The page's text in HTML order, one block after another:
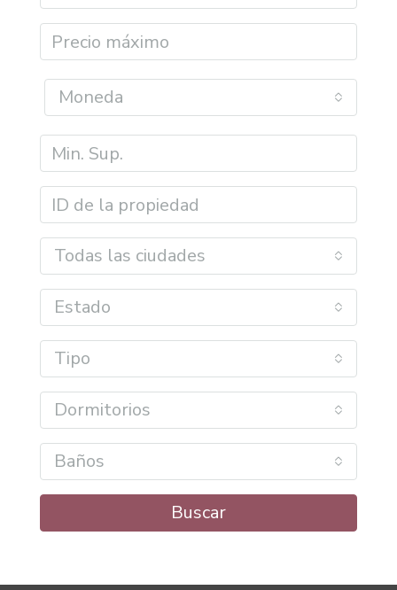
Moneda
Todas las ciudades
Estado
Tipo
Dormitorios
Baños
Buscar